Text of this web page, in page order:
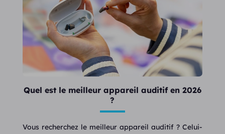
Quel est le meilleur appareil auditif en 2026
?
Vous recherchez le meilleur appareil auditif ? Celui-